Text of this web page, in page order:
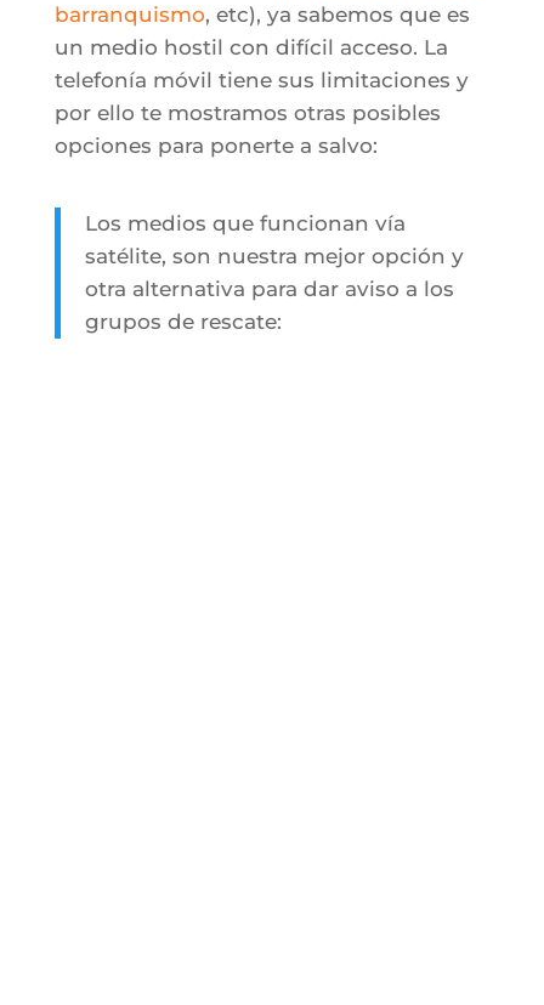
barranquismo, etc), ya sabemos que es
un medio hostil con difícil acceso. La
telefonía móvil tiene sus limitaciones y
por ello te mostramos otras posibles
opciones para ponerte a salvo:
Los medios que funcionan vía
satélite, son nuestra mejor opción y
otra alternativa para dar aviso a los
grupos de rescate: